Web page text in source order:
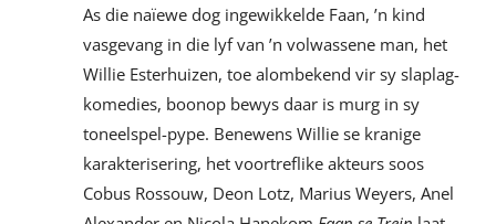
As die naïewe dog ingewikkelde Faan, ’n kind
vasgevang in die lyf van ’n volwassene man, het
Willie Esterhuizen, toe alombekend vir sy slaplag-
komedies, boonop bewys daar is murg in sy
toneelspel-pype. Benewens Willie se kranige
karakterisering, het voortreflike akteurs soos
Cobus Rossouw, Deon Lotz, Marius Weyers, Anel